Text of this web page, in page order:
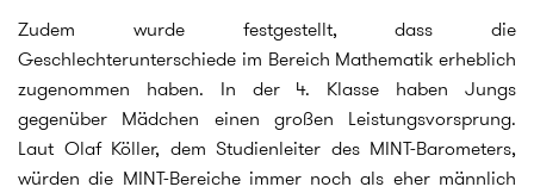
Zudem wurde festgestellt, dass die
Geschlechterunterschiede im Bereich Mathematik erheblich
zugenommen haben. In der 4. Klasse haben Jungs
gegenüber Mädchen einen großen Leistungsvorsprung.
Laut Olaf Köller, dem Studienleiter des MINT-Barometers,
würden die MINT-Bereiche immer noch als eher männlich